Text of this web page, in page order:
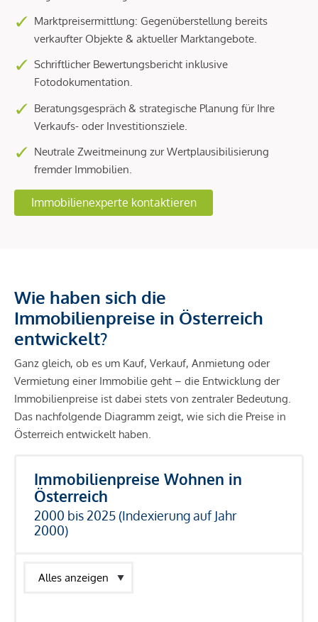
Marktpreisermittlung: Gegenüberstellung bereits
verkaufter Objekte & aktueller Marktangebote.
Schriftlicher Bewertungsbericht inklusive
Fotodokumentation.
Beratungsgespräch & strategische Planung für Ihre
Verkaufs- oder Investitionsziele.
Neutrale Zweitmeinung zur Wertplausibilisierung
fremder Immobilien.
Immobilienexperte kontaktieren
Wie haben sich die
Immobilienpreise in Österreich
entwickelt?
Ganz gleich, ob es um Kauf, Verkauf, Anmietung oder
Vermietung einer Immobilie geht – die Entwicklung der
Immobilienpreise ist dabei stets von zentraler Bedeutung.
Das nachfolgende Diagramm zeigt, wie sich die Preise in
Österreich entwickelt haben.
Immobilienpreise Wohnen in
Österreich
2000 bis 2025 (Indexierung auf Jahr
2000)